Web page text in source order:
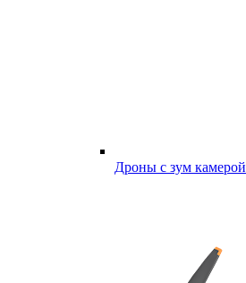
Дроны с зум камерой